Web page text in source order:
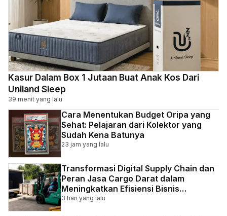
Kasur Dalam Box 1 Jutaan Buat Anak Kos Dari
Uniland Sleep
39 menit yang lalu
Cara Menentukan Budget Oripa yang
Sehat: Pelajaran dari Kolektor yang
Sudah Kena Batunya
23 jam yang lalu
Transformasi Digital Supply Chain dan
Peran Jasa Cargo Darat dalam
Meningkatkan Efisiensi Bisnis
Indonesia
3 hari yang lalu